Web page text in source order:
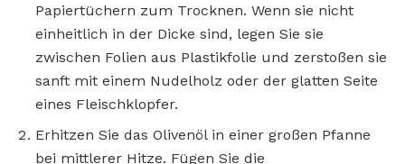
Papiertüchern zum Trocknen. Wenn sie nicht
einheitlich in der Dicke sind, legen Sie sie
zwischen Folien aus Plastikfolie und zerstoßen sie
sanft mit einem Nudelholz oder der glatten Seite
eines Fleischklopfer.
Erhitzen Sie das Olivenöl in einer großen Pfanne
bei mittlerer Hitze. Fügen Sie die